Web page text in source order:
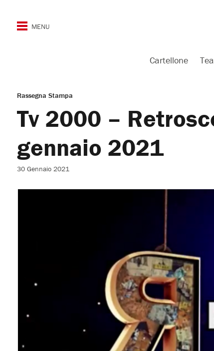
Cartellone
Rassegna Stampa
Tv 2000 –
gennaio 2021
30 Gennaio 2021